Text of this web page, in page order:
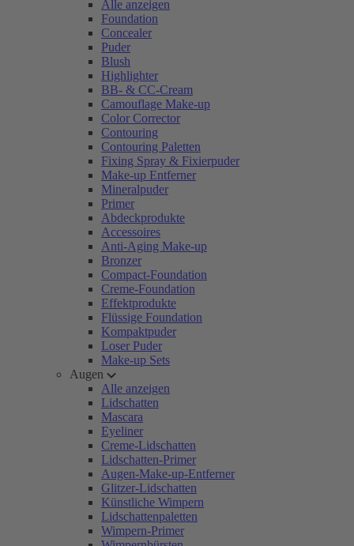
Alle anzeigen
Foundation
Concealer
Puder
Blush
Highlighter
BB- & CC-Cream
Camouflage Make-up
Color Corrector
Contouring
Contouring Paletten
Fixing Spray & Fixierpuder
Make-up Entferner
Mineralpuder
Primer
Abdeckprodukte
Accessoires
Anti-Aging Make-up
Bronzer
Compact-Foundation
Creme-Foundation
Effektprodukte
Flüssige Foundation
Kompaktpuder
Loser Puder
Make-up Sets
Augen
Alle anzeigen
Lidschatten
Mascara
Eyeliner
Creme-Lidschatten
Lidschatten-Primer
Augen-Make-up-Entferner
Glitzer-Lidschatten
Künstliche Wimpern
Lidschattenpaletten
Wimpern-Primer